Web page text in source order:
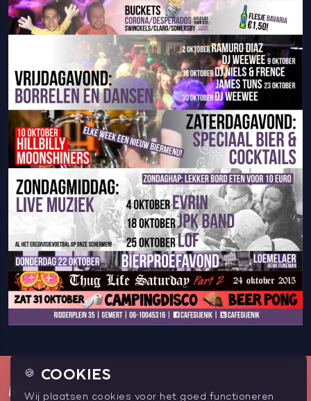
MENU
🍪 COOKIES
Wij plaatsen cookies voor het goed functioneren